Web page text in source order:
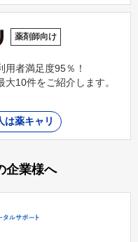
薬剤師向け
者満足度95％！
10件をご紹介します。
は薬キャリ
企業様へ